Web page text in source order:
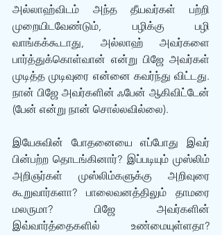
அல்லாஹ்விடம் அந்த தீயவர்கள் பற்றி
முறையிடவேண்டும், பழிக்கு பழி
வாங்கக்கூடாது, அல்லாஹ் அவர்களை
பார்த்துக்கொள்வான் என்று பிஜே அவர்கள்
முடித்த முடிவுரை என்னை கவர்ந்து விட்டது.
நான் பிஜே அவர்களின் ஃபேன் ஆகிவிட்டேன்
(பேன் என்று நான் சொல்லவில்லை).
இயேசுவின் போதனையை எப்போது இவர்
பின்பற்ற தொடங்கினார்? இப்படியும் முஸ்லிம்
அறிஞர்கள் முஸ்லிம்களுக்கு அறிவுரை
கூறுவார்களா? பாலைவனத்திலும் தாமரை
மலருமா? பிஜே அவர்களின்
இவ்வார்த்தைகளில் உண்மையுள்ளதா?